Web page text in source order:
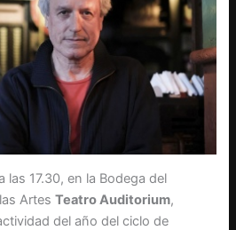
las 17.30, en la Bodega del
ArtesTeatro Auditorium,
del año del ciclo de